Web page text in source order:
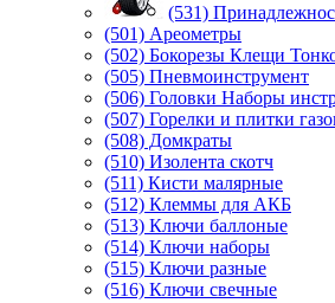
(531)
(501) Ареометры
(502) Бокорезы Клещи
(505) Пневмоинструмент
(506) Головки Наборы
(507) Горелки и плитки
(508) Домкраты
(510) Изолента скотч
(511) Кисти малярные
(512) Клеммы для АКБ
(513) Ключи баллоные
(514) Ключи наборы
(515) Ключи разные
(516) Ключи свечные